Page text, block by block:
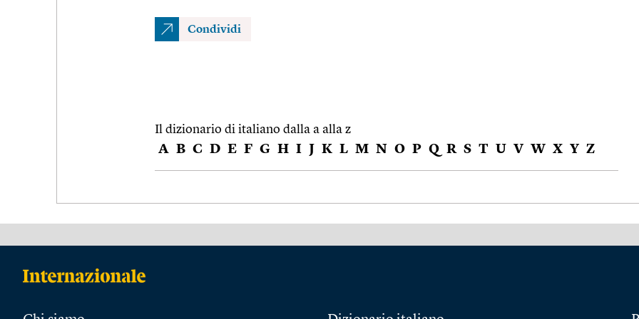
Condividi
Il dizionario di italiano dalla a alla z
A B C D E F G H I J K L M N O P Q R S T U V W X Y Z